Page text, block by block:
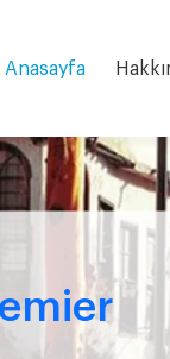
Anasayfa